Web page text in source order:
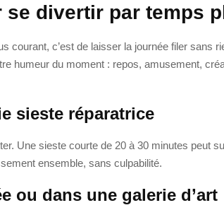
se divertir par temps
courant, c’est de laisser la journée filer sans
humeur du moment : repos, amusement,
sieste réparatrice
Une sieste courte de 20 à 30 minutes peut
ensemble, sans culpabilité.
ou dans une galerie d’art